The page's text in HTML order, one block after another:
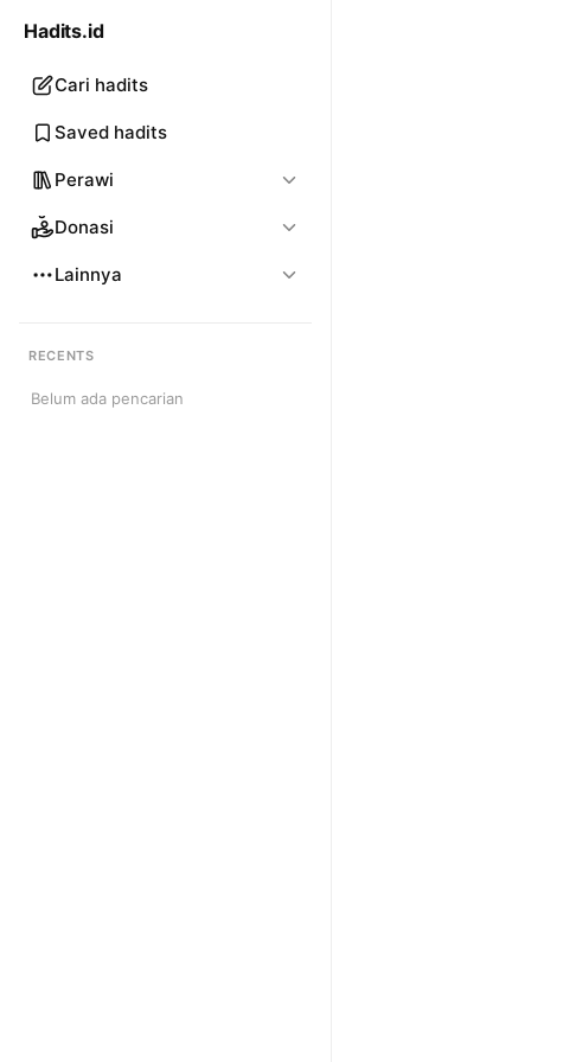
Hadits.id
Cari hadits
Saved hadits
Perawi
Donasi
Lainnya
RECENTS
Belum ada pencarian